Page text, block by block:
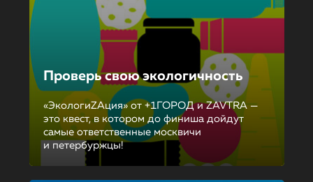
Проверь свою экологичность
«ЭкологиZAция» от +1ГОРОД и ZAVTRA —
это квест, в котором до финиша дойдут
самые ответственные москвичи
и петербуржцы!